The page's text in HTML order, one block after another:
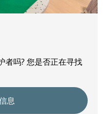
者吗? 您是否正在寻找
息